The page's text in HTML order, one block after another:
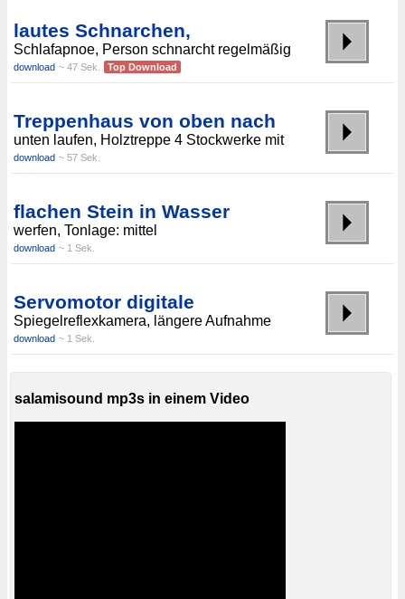
lautes Schnarchen,
Schlafapnoe, Person schnarcht regelmäßig
download ~ 47 Sek. Top Download
Treppenhaus von oben nach
unten laufen, Holztreppe 4 Stockwerke mit
download ~ 57 Sek.
flachen Stein in Wasser
werfen, Tonlage: mittel
download ~ 1 Sek.
Servomotor digitale
Spiegelreflexkamera, längere Aufnahme
download ~ 1 Sek.
salamisound mp3s in einem Video